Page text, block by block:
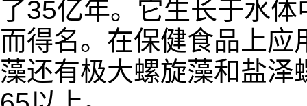
了35亿年。它生长于水
而得名。在保健食品上
藻还有极大螺旋藻和盐